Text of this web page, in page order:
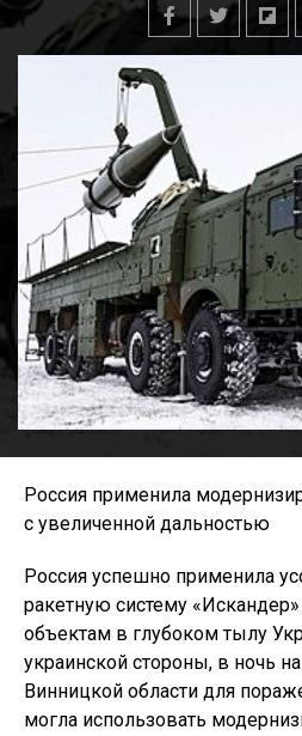
Россия применила
с увеличенной дальностью
Россия успешно применила
ракетную систему
объектам в глубоком тылу
украинской стороны, в ночь
Винницкой области для
могла использовать